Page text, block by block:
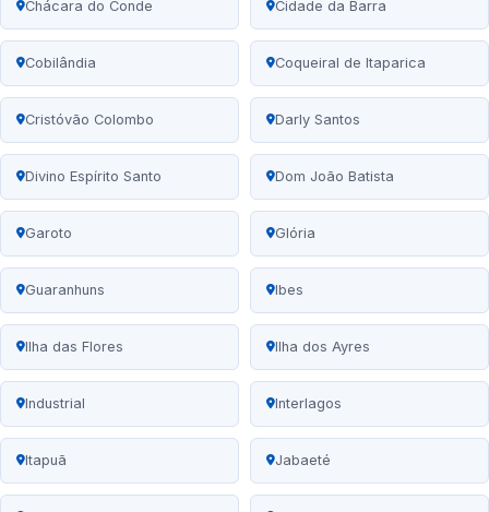
Chácara do Conde Cidade da Barra
Cobilândia Coqueiral de Itaparica
Cristóvão Colombo Darly Santos
Divino Espírito Santo Dom João Batista
Garoto Glória
Guaranhuns Ibes
Ilha das Flores Ilha dos Ayres
Industrial Interlagos
Itapuã Jabaeté